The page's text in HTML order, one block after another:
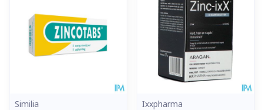
Similia
Ixxpharma